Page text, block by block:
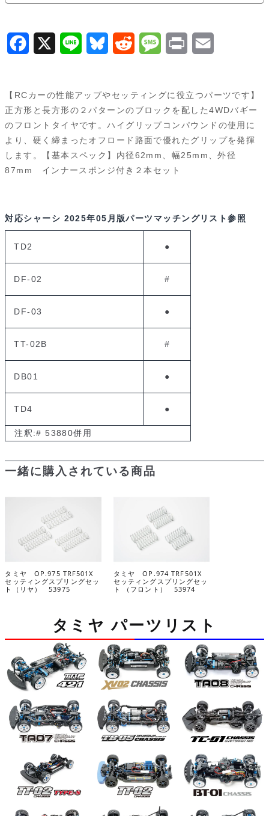
（62
25）
54187
e
b
o
o
X
e
B
e
s
k
y
R
d
i
t
M
s
a
e
P
n
t
i
l
【RCカーの性能アップやセッティングに役立つパーツです】
正方形と長方形の２パターンのブロックを配した4WDバギー
のフロントタイヤです。ハイグリップコンパウンドの使用に
より、硬く締まったオフロード路面で優れたグリップを発揮
します。【基本スペック】内径62mm、幅25mm、外径
87mm インナースポンジ付き２本セット
対応シャーシ 2025年05月版パーツマッチングリスト参照
TD2 ●
DF-02 #
DF-03 ●
TT-02B #
DB01 ●
TD4 ●
注釈:# 53880併用
一緒に購入されている商品
タミヤ OP.975 TRF501X
セッティングスプリングセッ
ト（リヤ） 53975
タミヤ OP.974 TRF501X
セッティングスプリングセッ
ト （フロント） 53974
タミヤ パーツリスト